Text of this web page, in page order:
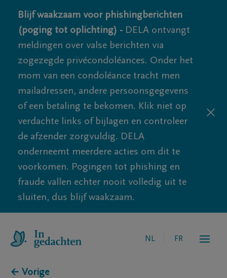
Blijf waakzaam voor phishingberichten
(poging tot oplichting) - DELA ontvangt
meldingen over valse berichten via
zogezegde privécondoléances. Onder het
mom van een condoléance tracht men
mailadressen, andere persoonsgegevens
of een betaling te bekomen. Klik niet op
verdachte links of bijlagen en controleer
de afzender zorgvuldig. DELA
onderneemt meerdere acties om dit te
voorkomen. Pogingen tot phishing en
fraude vallen echter nooit volledig uit te
sluiten, dus blijf waakzaam.
NL FR
← Vorige